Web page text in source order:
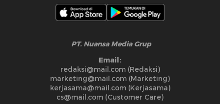
PT. Nuansa Media Grup
Email:
redaksi@mail.com (Redaksi)
marketing@mail.com (Marketing)
kerjasama@mail.com (Kerjasama)
cs@mail.com (Customer Care)